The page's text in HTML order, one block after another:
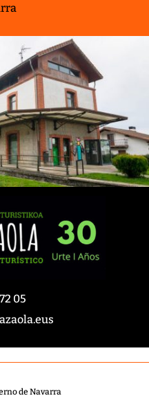
05
de Navarra